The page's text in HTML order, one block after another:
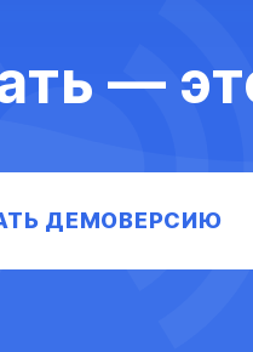
—
ДЕМОВЕРСИЮ